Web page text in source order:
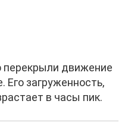
перекрыли движение
Его загруженность,
в часы пик.